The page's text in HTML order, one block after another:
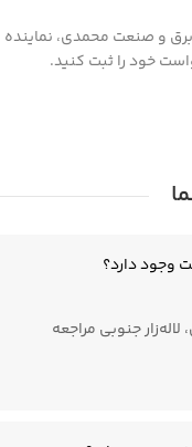
و صنعت محمدی، نماینده
خود را ثبت کنید.
وجود دارد؟
جنوبی مراجعه